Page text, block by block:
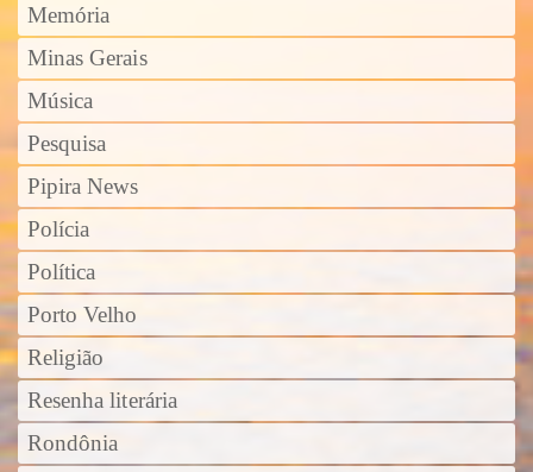
Memória
Minas Gerais
Música
Pesquisa
Pipira News
Polícia
Política
Porto Velho
Religião
Resenha literária
Rondônia